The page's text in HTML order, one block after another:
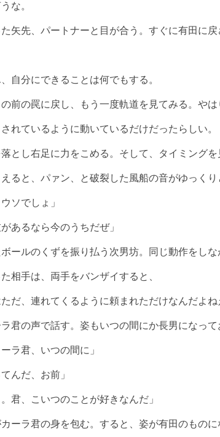
な。
矢先、パートナーと目が合う。すぐに有田に
自分にできることは何でもする。
前の罠に戻し、もう一度軌道を見てみる。や
れているように動いているだけだったらしい。
とし右足に力をこめる。そして、タイミング
ると、パァン、と破裂した風船の音がゆっくり
ソでしょ」
あるなら今のうちだぜ」
ールのくずを振り払う次男坊。同じ動作をしな
相手は、両手をバンザイすると、
だ、連れてくるように頼まれただけなんだよね
君の声で話す。姿もいつの間にか長男になって
ラ君、いつの間に」
んだ、お前」
君、こいつのことが好きなんだ」
ーラ君の身を包む。すると、姿が有田のものに